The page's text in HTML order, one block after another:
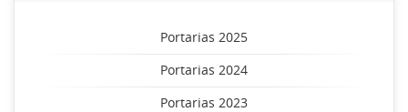
Portarias 2025
Portarias 2024
Portarias 2023